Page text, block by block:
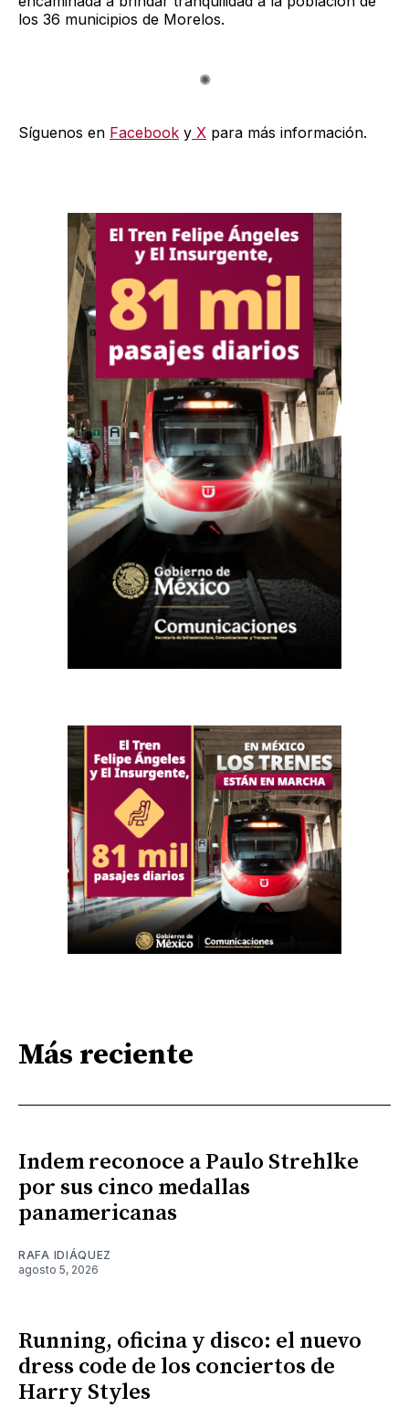
los 36 municipios de Morelos.
Síguenos en Facebook y X para más información.
Más reciente
Indem reconoce a Paulo Strehlke
por sus cinco medallas
panamericanas
RAFA IDIÁQUEZ
agosto 5, 2026
Running, oficina y disco: el nuevo
dress code de los conciertos de
Harry Styles